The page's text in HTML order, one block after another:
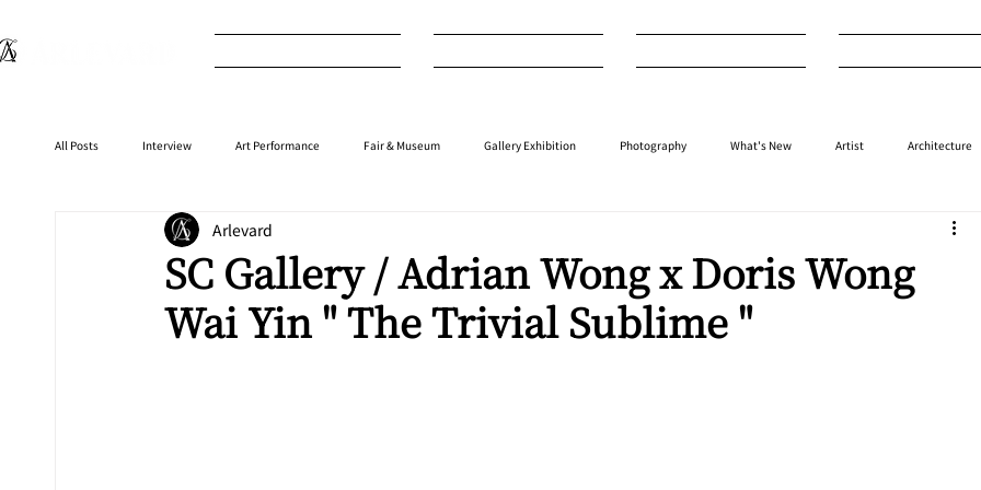
All Posts Interview Art Performance Fair & Museum Gallery Exhibition Photography What's New Artist Architecture
⁠⁠Product Anime Auction
SC Gallery / Adrian Wong x Doris Wong
Wai Yin " The Trivial Sublime "
Arlevard